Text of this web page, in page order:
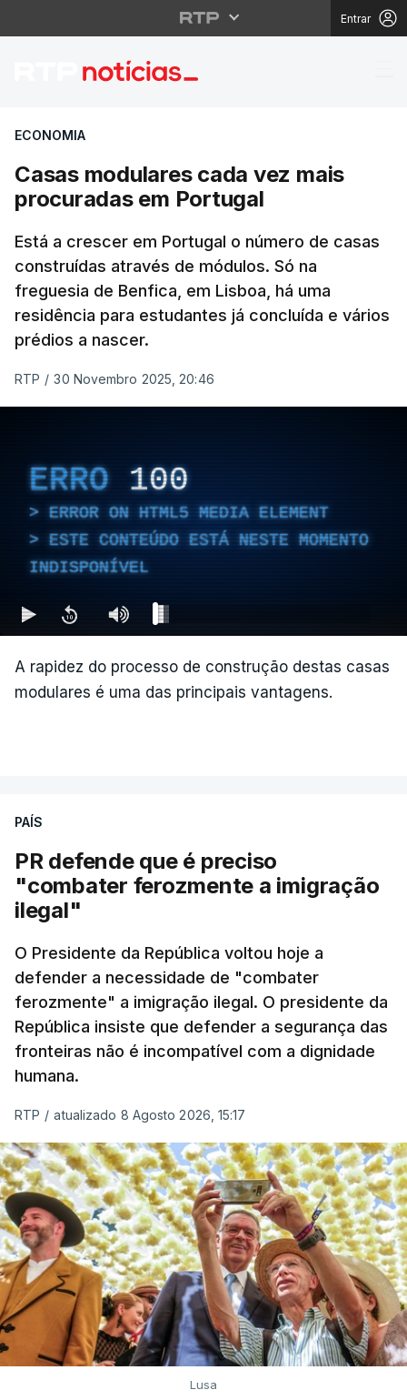
Entrar
Casas modulares
ECONOMIA
Casas modulares cada vez mais
procuradas em Portugal
Está a crescer em Portugal o número de casas
construídas através de módulos. Só na
freguesia de Benfica, em Lisboa, há uma
residência para estudantes já concluída e vários
prédios a nascer.
RTP / 30 Novembro 2025, 20:46
ERRO 100
ERROR ON HTML5 MEDIA ELEMENT
ESTE CONTEÚDO ESTÁ NESTE MOMENTO
INDISPONÍVEL
A rapidez do processo de construção destas casas
modulares é uma das principais vantagens.
PAÍS
PR defende que é preciso
"combater ferozmente a imigração
ilegal"
O Presidente da República voltou hoje a
defender a necessidade de "combater
ferozmente" a imigração ilegal. O presidente da
República insiste que defender a segurança das
fronteiras não é incompatível com a dignidade
humana.
RTP / atualizado 8 Agosto 2026, 15:17
Lusa